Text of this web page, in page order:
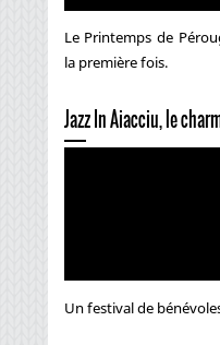
Le Printemps de
la première fois.
Jazz In Aiacciu, le
Un festival de